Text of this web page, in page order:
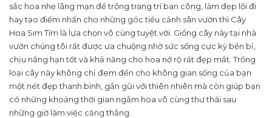
sắc hoa nhẹ lãng mạn để trồng trang trí ban công, làm đẹp lối đi
hay tạo điểm nhấn cho những góc tiểu cảnh sân vườn thì Cây
Hoa Sim Tím là lựa chọn vô cùng tuyệt vời. Giống cây này tại nhà
vườn chúng tôi rất được ưa chuộng nhờ sức sống cực kỳ bền bỉ,
chịu nắng hạn tốt và khả năng cho hoa nở rộ rất đẹp mắt. Trồng
loại cây này không chỉ đem đến cho không gian sống của bạn
một nét đẹp thanh bình, gần gũi với thiên nhiên mà còn giúp bạn
có những khoảng thời gian ngắm hoa vô cùng thư thái sau
những giờ làm việc căng thẳng.